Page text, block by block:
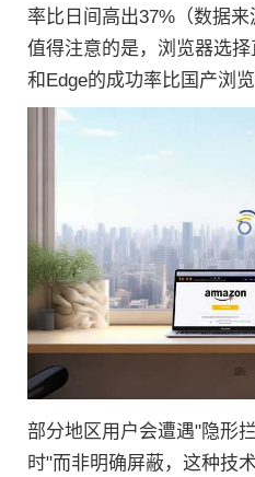
率比日间高出37%（数据来
值得注意的是，浏览器选
和Edge的成功率比国产浏览
部分地区用户会遭遇"隐形
时"而非明确屏蔽，这种技